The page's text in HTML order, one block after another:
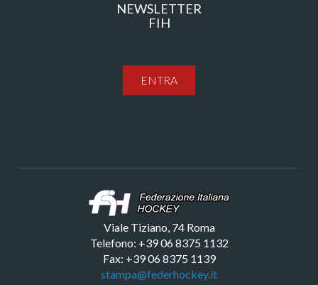
NEWSLETTER
FIH
ENTRA
Viale Tiziano, 74 Roma
Telefono: +39 06 8375 1132
Fax: +39 06 8375 1139
stampa@federhockey.it